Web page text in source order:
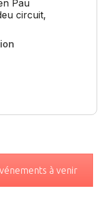
à venir